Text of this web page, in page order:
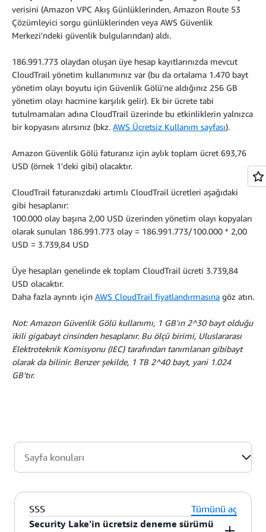
verisini (Amazon VPC Akış Günlüklerinden, Amazon Route 53
Çözümleyici sorgu günlüklerinden veya AWS Güvenlik
Merkezi'ndeki güvenlik bulgularından) aldı.
186.991.773 olaydan oluşan üye hesap kayıtlarınızda mevcut
CloudTrail yönetim kullanımınız var (bu da ortalama 1.470 bayt
yönetim olayı boyutu için Güvenlik Gölü'ne aldığınız 256 GB
yönetim olayı hacmine karşılık gelir). Ek bir ücrete tabi
tutulmamaları adına CloudTrail üzerinde bu etkinliklerin yalnızca
bir kopyasını alırsınız (bkz. AWS Ücretsiz Kullanım sayfası).
Amazon Güvenlik Gölü faturanız için aylık toplam ücret 693,76
USD (örnek 1'deki gibi) olacaktır.
CloudTrail faturanızdaki artımlı CloudTrail ücretleri aşağıdaki
gibi hesaplanır:
100.000 olay başına 2,00 USD üzerinden yönetim olayı kopyaları
olarak sunulan 186.991.773 olay = 186.991.773/100.000 * 2,00
USD = 3.739,84 USD
Üye hesapları genelinde ek toplam CloudTrail ücreti 3.739,84
USD olacaktır.
Daha fazla ayrıntı için AWS CloudTrail fiyatlandırmasına göz atın.
Not: Amazon Güvenlik Gölü kullanımı, 1 GB'ın 2^30 bayt olduğu
ikili gigabayt cinsinden hesaplanır. Bu ölçü birimi, Uluslararası
Elektroteknik Komisyonu (IEC) tarafından tanımlanan gibibayt
olarak da bilinir. Benzer şekilde, 1 TB 2^40 bayt, yani 1.024
GB'tır.
Sayfa konuları
SSS
Tümünü aç
Security Lake'in ücretsiz deneme sürümü